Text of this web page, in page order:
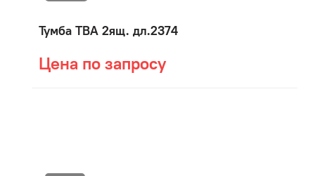
Тумба ТВА 2ящ. дл.2374
Цена по запросу